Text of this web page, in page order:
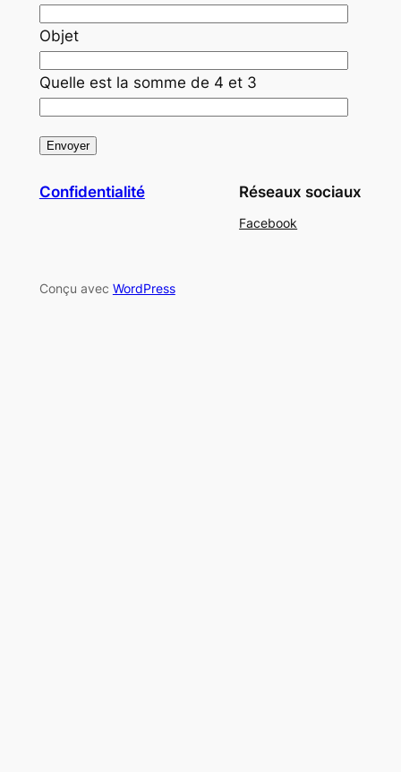
Objet
Quelle est la somme de 4 et 3
Confidentialité Réseaux sociaux
Facebook
Conçu avec WordPress